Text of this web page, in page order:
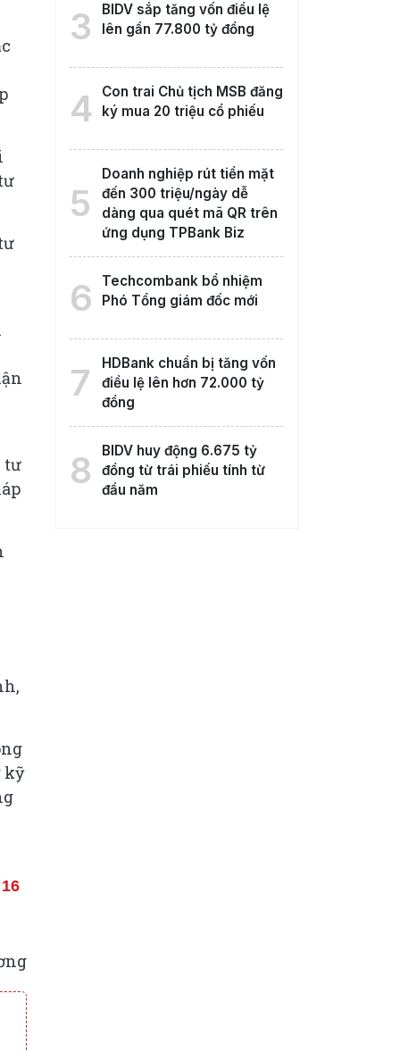
tư
kỹ
3
BIDV sắp tăng vốn điều lệ
lên gần 77.800 tỷ đồng
4
Con trai Chủ tịch MSB đăng
ký mua 20 triệu cổ phiếu
5
Doanh nghiệp rút tiền mặt
đến 300 triệu/ngày dễ
dàng qua quét mã QR trên
ứng dụng TPBank Biz
6
Techcombank bổ nhiệm
Phó Tổng giám đốc mới
7
HDBank chuẩn bị tăng vốn
điều lệ lên hơn 72.000 tỷ
đồng
8
BIDV huy động 6.675 tỷ
đồng từ trái phiếu tính từ
đầu năm